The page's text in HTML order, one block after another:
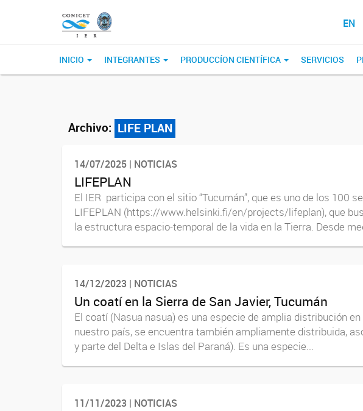
EN
INICIO INTEGRANTES PRODUCCÍON CIENTÍFICA SERVICIOS
Archivo: LIFE PLAN
14/07/2025 | NOTICIAS
LIFEPLAN
El IER participa con el sitio “Tucumán”, que es uno de los 100
LIFEPLAN (https://www.helsinki.fi/en/projects/lifeplan), que
la estructura espacio-temporal de la vida en la Tierra. Desde
14/12/2023 | NOTICIAS
Un coatí en la Sierra de San Javier, Tucumán
El coatí (Nasua nasua) es una especie de amplia distribución
nuestro país, se encuentra también ampliamente distribuida,
y parte del Delta e Islas del Paraná). Es una especie...
11/11/2023 | NOTICIAS